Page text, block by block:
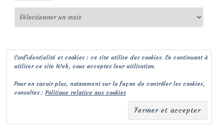
Confidentialité et cookies : ce site utilise des cookies. En continuant à
utiliser ce site Web, vous acceptez leur utilisation.
Pour en savoir plus, notamment sur la façon de contrôler les cookies,
consultez :Politique relative aux cookies